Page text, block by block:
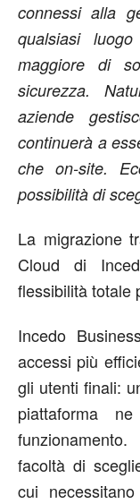
connessi alla
qualsiasi
maggiore di
sicurezza.
aziende
continuerà a
che on-site.
possibilità di
La migrazione
Cloud di
flessibilità totale
Incedo
accessi più
gli utenti finali:
piattaforma
facoltà di
cui